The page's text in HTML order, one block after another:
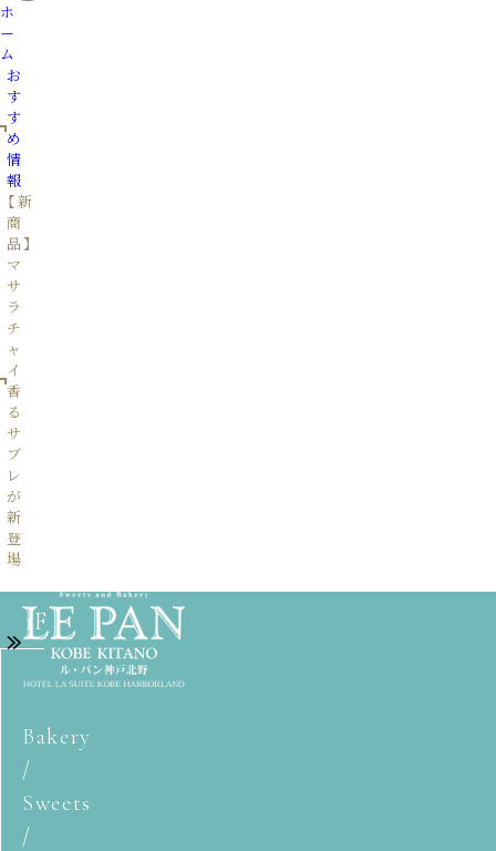
ホ
ー
ム
お
す
す
め
情
報
【新
商
品】
マ
サ
ラ
チ
ャ
イ
香
る
サ
ブ
レ
が
新
登
場
1F
Bakery
/
Sweets
/